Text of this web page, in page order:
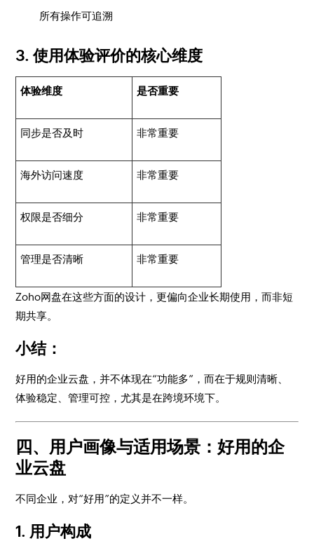
所有操作可追溯
3. 使用体验评价的核心维度
体验维度 是否重要
同步是否及时 非常重要
海外访问速度 非常重要
权限是否细分 非常重要
管理是否清晰 非常重要
Zoho网盘在这些方面的设计，更偏向企业长期使用，而非短
期共享。
小结：
好用的企业云盘，并不体现在“功能多”，而在于规则清晰、
体验稳定、管理可控，尤其是在跨境环境下。
四、用户画像与适用场景：好用的企
业云盘
不同企业，对“好用”的定义并不一样。
1. 用户构成